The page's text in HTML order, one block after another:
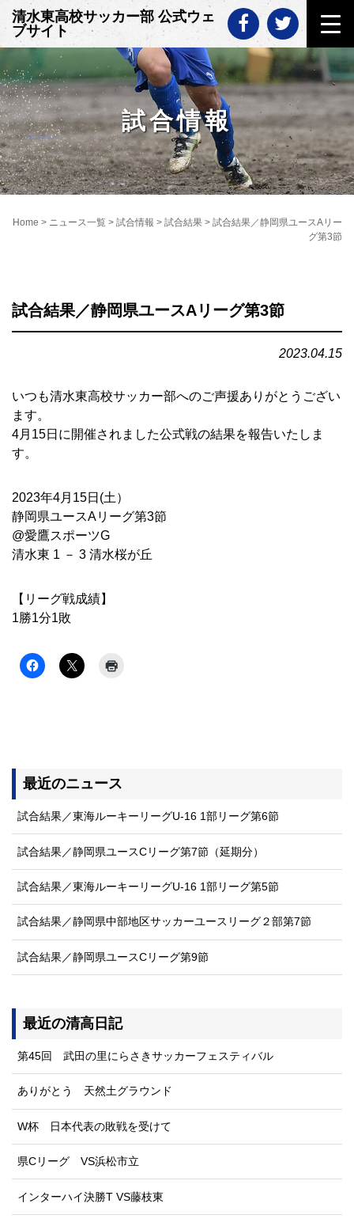
Skip
to
content
清水東高校サッカー部 公式ウェ
ブサイト
試合情報
Home > ニュース一覧 > 試合情報 > 試合結果 > 試合結果／静岡県ユースAリー
グ第3節
試合結果／静岡県ユースAリーグ第3節
2023.04.15
いつも清水東高校サッカー部へのご声援ありがとうござい
ます。
4月15日に開催されました公式戦の結果を報告いたしま
す。
2023年4月15日(土）
静岡県ユースAリーグ第3節
@愛鷹スポーツG
清水東 1 － 3 清水桜が丘
【リーグ戦成績】
1勝1分1敗
最近のニュース
試合結果／東海ルーキーリーグU-16 1部リーグ第6節
試合結果／静岡県ユースCリーグ第7節（延期分）
試合結果／東海ルーキーリーグU-16 1部リーグ第5節
試合結果／静岡県中部地区サッカーユースリーグ２部第7節
試合結果／静岡県ユースCリーグ第9節
最近の清高日記
第45回 武田の里にらさきサッカーフェスティバル
ありがとう 天然土グラウンド
W杯 日本代表の敗戦を受けて
県Cリーグ VS浜松市立
インターハイ決勝T VS藤枝東